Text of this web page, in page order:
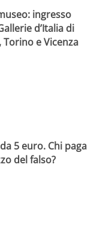
ingresso
d’Italia di
e Vicenza
5 euro. Chi paga
del falso?